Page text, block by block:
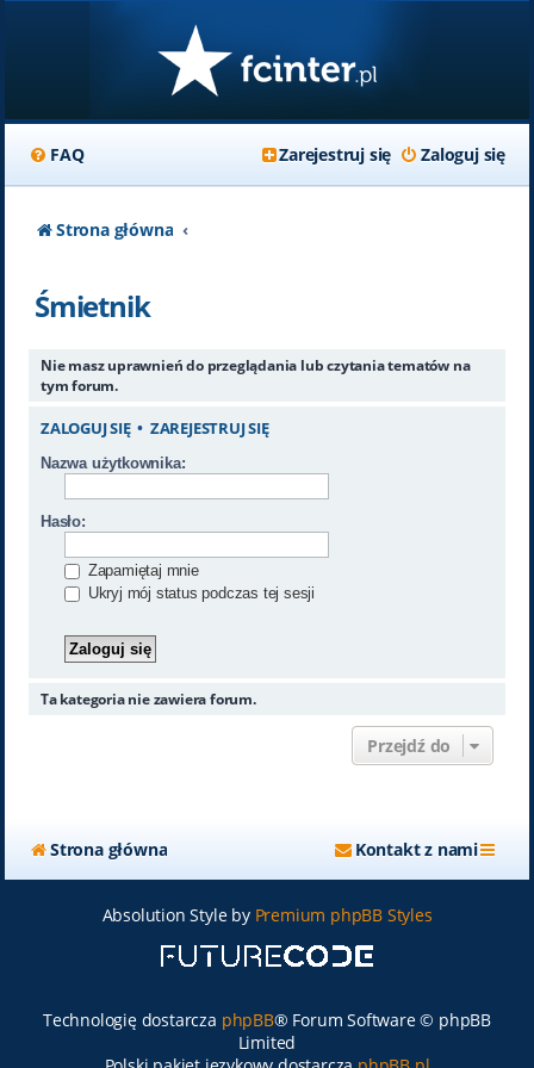
FAQ Zaloguj się
Zarejestruj się
Strona główna
Śmietnik
Nie masz uprawnień do przeglądania lub czytania tematów na
tym forum.
ZALOGUJ SIĘ• ZAREJESTRUJ SIĘ
Nazwa użytkownika:
Hasło:
Zapamiętaj mnie
Ukryj mój status podczas tej sesji
Ta kategoria nie zawiera forum.
Przejdź do
Strona główna Kontakt z nami
Absolution Style by Premium phpBB Styles
Technologię dostarcza phpBB® Forum Software © phpBB
Limited